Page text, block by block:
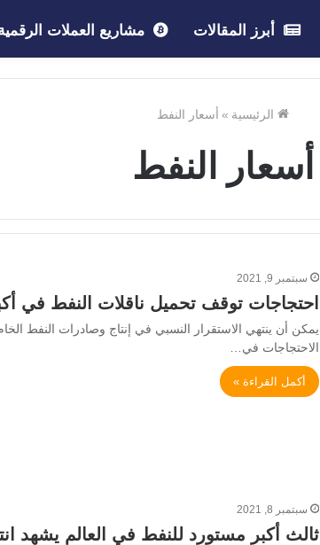
أبرز المقالات مشاريع العملات
الرئيسية » أسعار النفط
أسعار النفط
سبتمبر 9, 2021
احتجاجات توقف تحميل ناقلات النفط في
يمكن أن ينتهي الاستقرار النسبي في إنتاج وصادرات النفط الخام
الاحتجاجات في…
أكمل القراءة »
سبتمبر 8, 2021
ثالث أكبر مستورد للنفط في العالم يشهد